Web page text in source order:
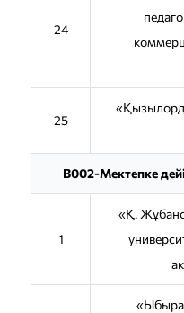
24
25
B002-Мектепке
1
«Қ.